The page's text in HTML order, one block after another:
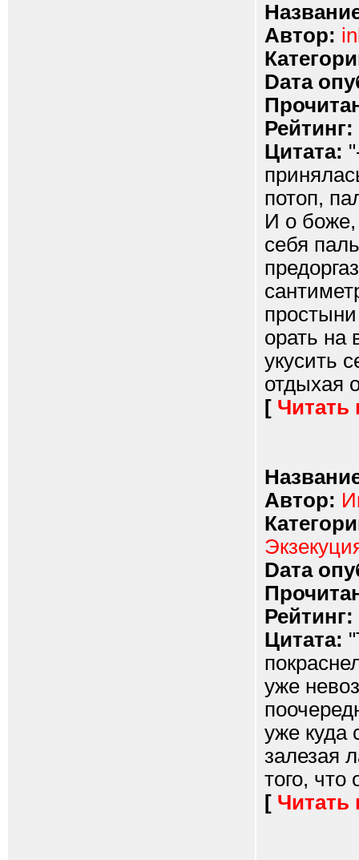
Автор:
Dата
Рейтинг:
Цитата:
потоп,
И о боже,
себя
орать на
укусить
отдыхая
[ Читать
Автор:
Dата
Рейтинг:
Цитата:
уже
уже куда
залезая
того,
[ Читать